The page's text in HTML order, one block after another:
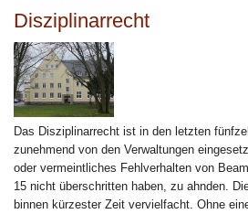
Disziplinarrecht
Das Disziplinarrecht ist in den letzten
zunehmend von den Verwaltungen
oder vermeintliches Fehlverhalten von
15 nicht überschritten haben, zu ahnden.
binnen kürzester Zeit vervielfacht. Ohne